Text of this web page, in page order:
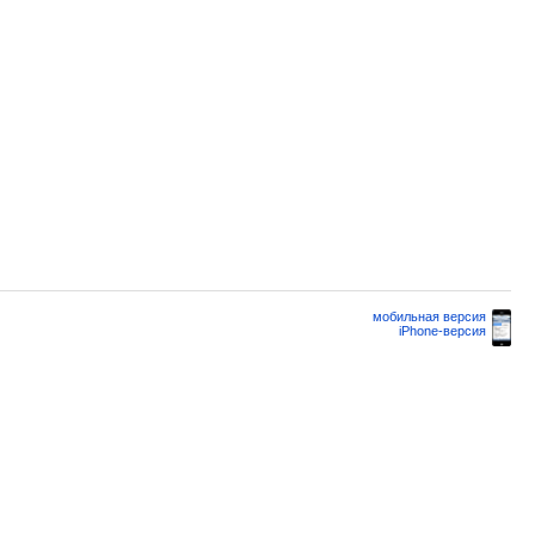
мобильная версия
iPhone-версия